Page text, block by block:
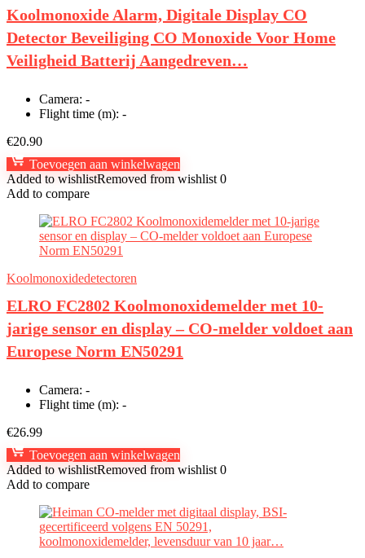
Koolmonoxide Alarm, Digitale Display CO
Detector Beveiliging CO Monoxide Voor Home
Veiligheid Batterij Aangedreven…
Camera: -
Flight time (m): -
€20.90
Toevoegen aan winkelwagen
Added to wishlistRemoved from wishlist 0
Add to compare
Koolmonoxidedetectoren
ELRO FC2802 Koolmonoxidemelder met 10-
jarige sensor en display – CO-melder voldoet aan
Europese Norm EN50291
Camera: -
Flight time (m): -
€26.99
Toevoegen aan winkelwagen
Added to wishlistRemoved from wishlist 0
Add to compare